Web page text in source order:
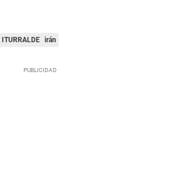
ITURRALDE irán